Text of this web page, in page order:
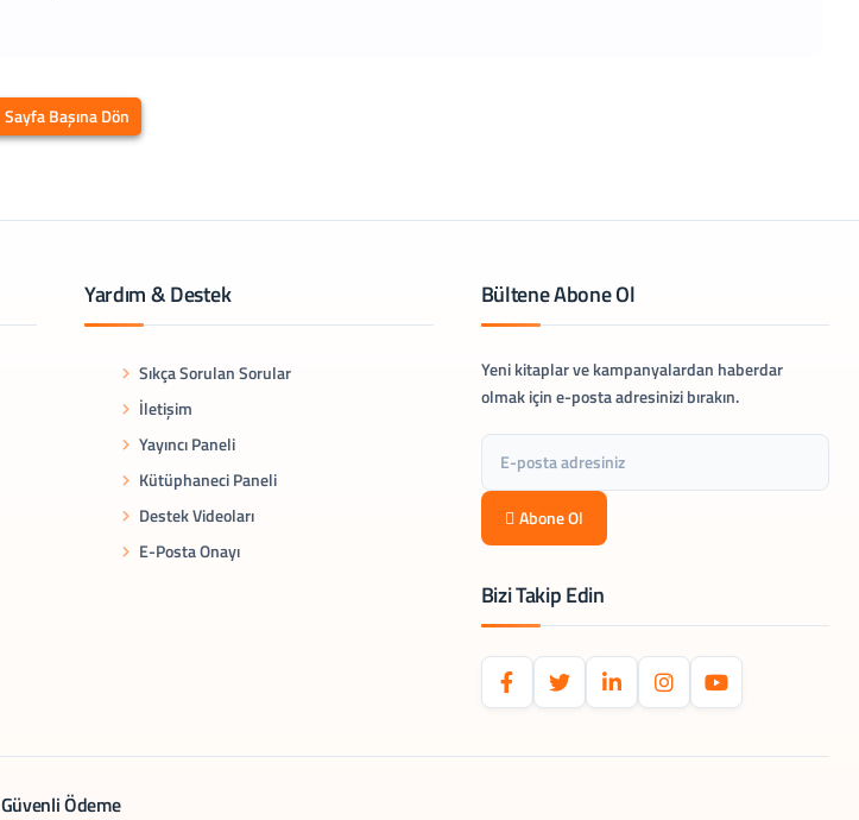
Sayfa Başına Dön
Yardım & Destek
Sıkça Sorulan Sorular
İletişim
Yayıncı Paneli
Kütüphaneci Paneli
Destek Videoları
E-Posta Onayı
Bültene Abone Ol
Yeni kitaplar ve kampanyalardan haberdar
olmak için e-posta adresinizi bırakın.
Abone Ol
Bizi Takip Edin
Güvenli Ödeme